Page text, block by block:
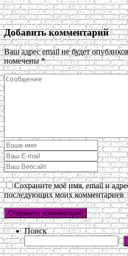
Добавить комментарий
Ваш адрес email не будет
помечены*
Сохраните моё имя, email и
последующих моих комментариев
Поиск